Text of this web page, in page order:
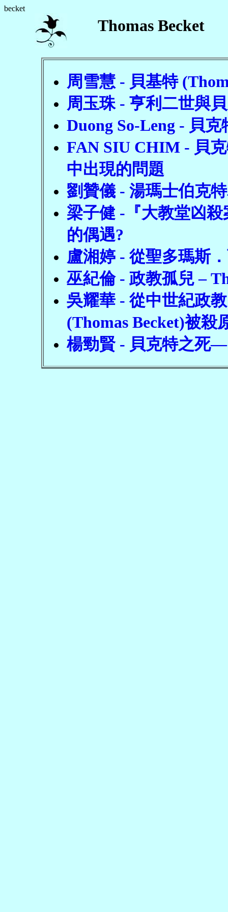
becket
Thomas Becket
周雪慧 - 貝基特
周玉珠 - 亨利二世與
Duong So-Leng - 貝克
FAN SIU CHIM - 貝
中出現的問題
劉贊儀 - 湯瑪士伯克
梁子健 -『大教堂凶
的偶遇?
盧湘婷 - 從聖多瑪斯
巫紀倫 - 政教孤兒 –
吳耀華 - 從中世紀政
(Thomas Becket)被殺
楊勁賢 - 貝克特之死